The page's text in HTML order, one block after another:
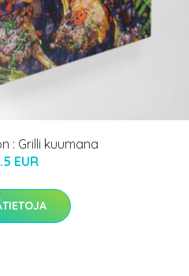
: Grilli kuumana
EUR